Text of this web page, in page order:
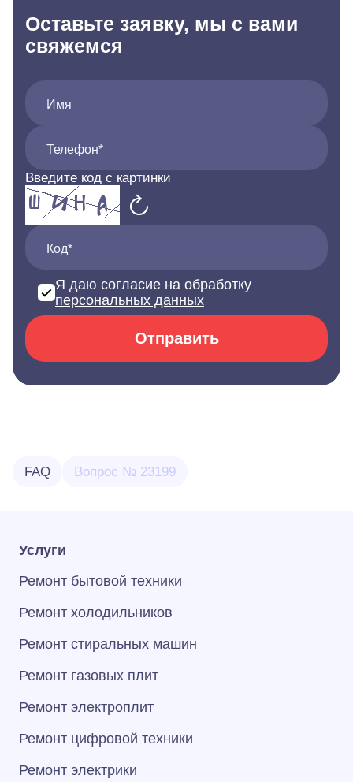
Оставьте заявку, мы с вами
свяжемся
Имя
Телефон*
Введите код с картинки
Код*
Я даю согласие на обработку
персональных данных
Отправить
FAQ Вопрос № 23199
Услуги
Ремонт бытовой техники
Ремонт холодильников
Ремонт стиральных машин
Ремонт газовых плит
Ремонт электроплит
Ремонт цифровой техники
Ремонт электрики